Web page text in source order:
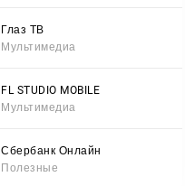
Глаз ТВ
Мультимедиа
FL STUDIO MOBILE
Мультимедиа
Сбербанк Онлайн
Полезные